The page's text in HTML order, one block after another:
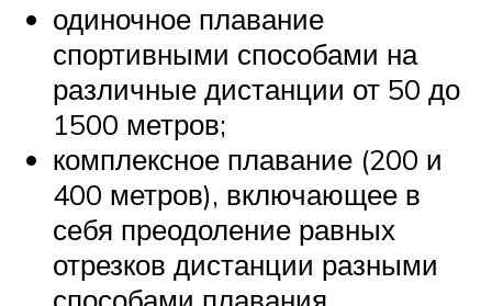
одиночное плавание
спортивными способами на
различные дистанции от 50 до
1500 метров;
комплексное плавание (200 и
400 метров), включающее в
себя преодоление равных
отрезков дистанции разными